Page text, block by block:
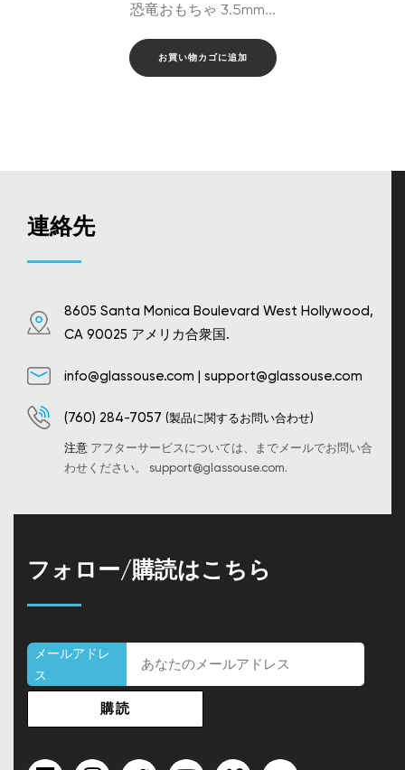
恐竜おもちゃ 3.5mm...
お買い物カゴに追加
連絡先
8605 Santa Monica Boulevard West Hollywood,
CA 90025 アメリカ合衆国.
info@glassouse.com | support@glassouse.com
(760) 284-7057 (製品に関するお問い合わせ)
注意 アフターサービスについては、までメールでお問い合
わせください。 support@glassouse.com.
フォロー/購読はこちら
メールアドレ
ス